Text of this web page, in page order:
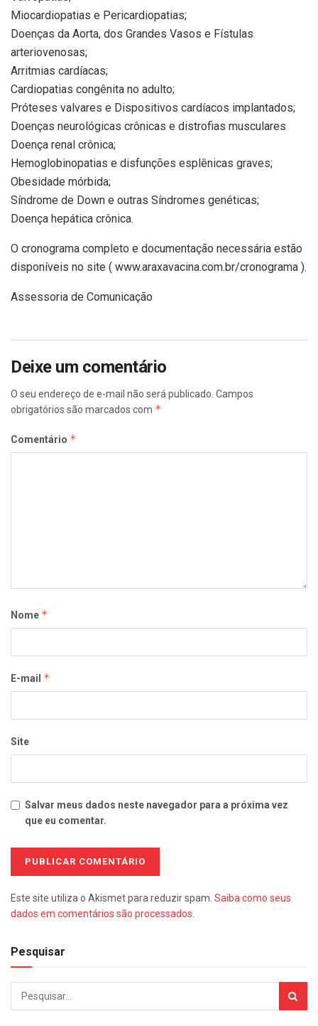
Miocardiopatias e Pericardiopatias;
Doenças da Aorta, dos Grandes Vasos e Fístulas
arteriovenosas;
Arritmias cardíacas;
Cardiopatias congênita no adulto;
Próteses valvares e Dispositivos cardíacos implantados;
Doenças neurológicas crônicas e distrofias musculares
Doença renal crônica;
Hemoglobinopatias e disfunções esplênicas graves;
Obesidade mórbida;
Síndrome de Down e outras Síndromes genéticas;
Doença hepática crônica.
O cronograma completo e documentação necessária estão
disponíveis no site ( www.araxavacina.com.br/cronograma ).
Assessoria de Comunicação
Deixe um comentário
O seu endereço de e-mail não será publicado. Campos
obrigatórios são marcados com *
Comentário *
Nome *
E-mail *
Site
Salvar meus dados neste navegador para a próxima vez
que eu comentar.
Este site utiliza o Akismet para reduzir spam. Saiba como seus
dados em comentários são processados
Pesquisar